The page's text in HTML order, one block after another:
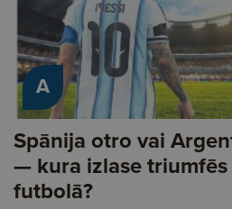
A
Spānija otro vai
— kura izlase triumfēs
futbolā?